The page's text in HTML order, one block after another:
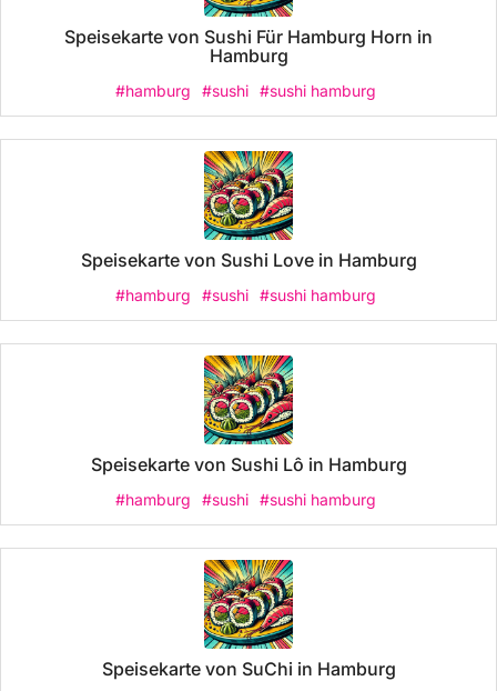
Speisekarte von Sushi Für Hamburg Horn in
Hamburg
#hamburg #sushi #sushi hamburg
Speisekarte von Sushi Love in Hamburg
#hamburg #sushi #sushi hamburg
Speisekarte von Sushi Lô in Hamburg
#hamburg #sushi #sushi hamburg
Speisekarte von SuChi in Hamburg